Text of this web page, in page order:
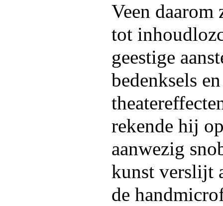
Veen
tot
geestige
bedenksels
rekende hij
aanwezig
kunst verslijt
de